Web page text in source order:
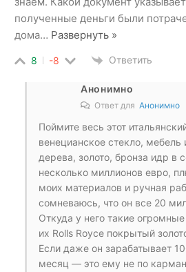
полученные деньги были
дома… Развернуть »
8 -8 Ответить
Анонимно
Ответ для Анонимно
Поймите весь этот
венецианское стекло, мебель
дерева, золото, бронза идр в
несколько миллионов евро,
моих материалов и ручная
сомневаюсь, что он все 20
Откуда у него такие
их Rolls Royce покрытый
Если даже он зарабатывает
месяц — это ему не по